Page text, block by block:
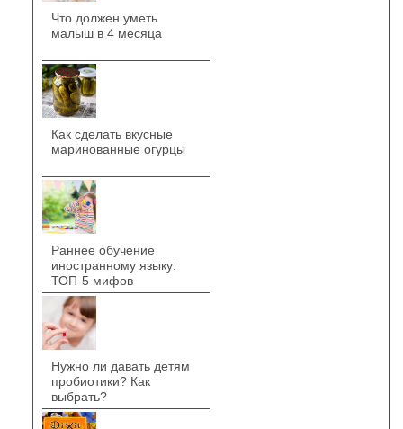
Что должен уметь
малыш в 4 месяца
Как сделать вкусные
маринованные огурцы
Раннее обучение
иностранному языку:
ТОП-5 мифов
Нужно ли давать детям
пробиотики? Как
выбрать?